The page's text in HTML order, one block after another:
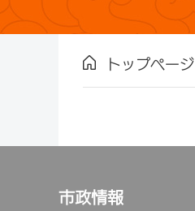
トップページ
市政情報